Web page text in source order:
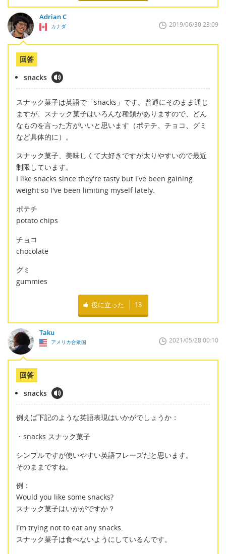
Adrian C
カナダ 2019/06/30 23:09
回答
snacks
スナック菓子は英語で「snacks」です。普通にそのまま通じ
ますが、スナック菓子はいろんな種類がありますので、どん
なものを言った方がいいと思います（ポテチ、チョコ、グミ
など具体的に）。
スナック菓子、美味しくて大好きですが太りやすいので最近
制限しています。
I like snacks since they're tasty but I've been gaining
weight so I've been limiting myself lately.
ポテチ
potato chips
チョコ
chocolate
グミ
gummies
役に立った 13
Taku
アメリカ合衆国 2021/05/28 00:10
回答
snacks
例えば下記のような英語表現はいかがでしょうか：
・snacks スナック菓子
シンプルですが使いやすい英語フレーズだと思います。
そのままですね。
例：
Would you like some snacks?
スナック菓子はいかがですか？
I'm trying not to eat any snacks.
スナック菓子は食べないようにしているんです。